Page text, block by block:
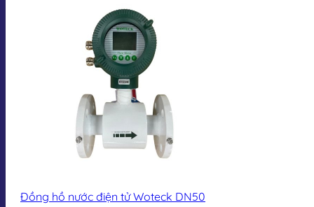
Đồng hồ nước điện tử Woteck DN50